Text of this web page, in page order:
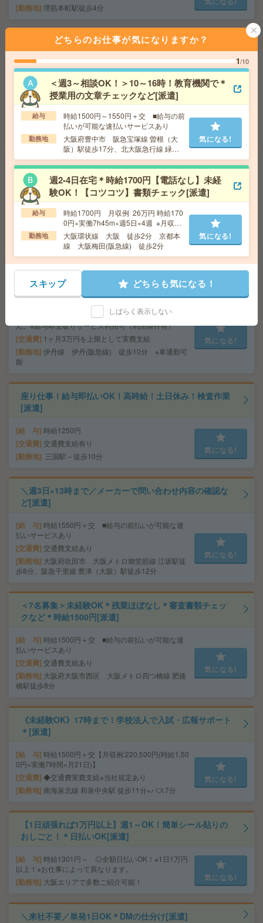
勤務地 堺筋本町駅徒歩4分
17時まで＊【コツコツ】残業ほぼなし▼車通勤OK＊奈良
での学校事務[派遣]
給 与
働7h×週5日×4週 ※月収例を保証するものではありませ
ん。
交通費 1ヶ月3万円を上限として実費支給
勤務地 関西本線(亀山－難波) 奈良 バス15分 奈
良線 近鉄奈良 バス10分 ※車通勤可能
超レア！＼扶養内×12月まで期間限定！／午前のみ！駅近
×受付[派遣]
給 与 時給1300円 月収例 83,200円
交通費 全額支給
南森町駅徒歩3分 ※【自転車通勤OK】近くの
方も通いやすい！
気になる!
時給2050円！16時まで＊未経験OK！扶養内OK！伊丹で
一般事務[派遣]
時給2050円 月収例 14万円 時給2050円×実
働6h×週3日×4週 ※月収例を保証するものではありませ
ん。※給与即受取りサービス利用可（利用条件有）
交通費 1ヶ月3万円を上限として実費支給
勤務地 伊丹線 伊丹(阪急線) 徒歩10分 ※車通勤可
能
気になる!
座り仕事！給与即払いOK！高時給！土日休み！検査作業
[派遣]
給 与 時給1250円
交通費 交通費支給有り
勤務地 三国駅～徒歩10分
気になる!
＼週3日×13時まで／メーカーで問い合わせ内容の確認な
ど[派遣]
給 与 時給1550円＋交 ■給与の前払いが可能な速
払いサービスあり
交通費 交通費支給あり
勤務地 大阪府吹田市 大阪メトロ御堂筋線 江坂駅徒
歩8分、阪急千里線 豊津（大阪）駅徒歩12分
気になる!
＜7名募集＞未経験OK＊残業ほぼなし＊審査書類チェッ
クなど＊時給1500円[派遣]
給 与 時給1500円＋交 ■給与の前払いが可能な速
払いサービスあり
交通費 交通費支給あり
勤務地 大阪府大阪市西区 大阪メトロ四つ橋線 肥後
橋駅徒歩8分
気になる!
《未経験OK》17時まで！学校法人で入試・広報サポート
＊[派遣]
給 与 時給1500円＋交【月収例:220,500円(時給1,50
0円×実働7時間×月21日)】
交通費 ◆交通費実費支給※当社規定あり
勤務地 南海泉北線 和泉中央駅 徒歩11分+バス7分
気になる!
【1日頑張れば1万円以上】週1～OK！簡単シール貼りの
おしごと！＊日払いOK[派遣]
給 与 時給1301円～ ◎全額日払いOK！※1日1万円
以上！※お仕事によって異なります。
勤務地 大阪エリアで多数ご紹介可能！ 気になる!
＼来社不要／単発1日OK＊DMの仕分け[派遣]
どちらのお仕事が気になりますか？
1/10
＜週3～相談OK！＞10～16時！教育機関で＊
授業用の文章チェックなど[派遣]
給与
時給1500円～1550円＋交 ■給与の前
払いが可能な速払いサービスあり
勤務地
大阪府豊中市 阪急宝塚線 曽根（大
阪）駅徒歩17分、北大阪急行線 緑地
公園駅徒歩9分
気になる!
週2-4日在宅＊時給1700円【電話なし】未経
験OK！【コツコツ】書類チェック[派遣]
給与
時給1700円 月収例 26万円 時給170
0円×実働7h45m×週5日×4週 ※月収例
を保証するものではありません。
勤務地
大阪環状線 大阪 徒歩2分 京都本
線 大阪梅田(阪急線) 徒歩2分
気になる!
スキップ どちらも気になる！
しばらく表示しない